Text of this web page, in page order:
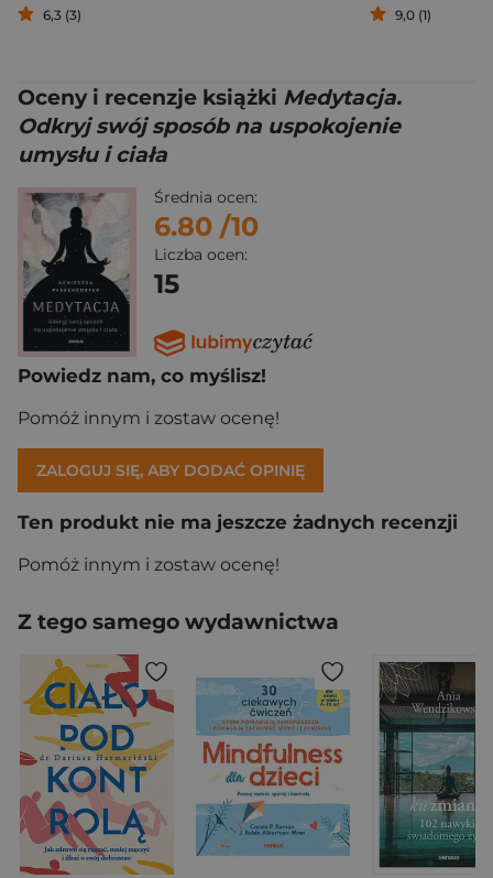
6,3 (3) 9,0 (1)
Oceny i recenzje książki Medytacja.
Odkryj swój sposób na uspokojenie
umysłu i ciała
Średnia ocen:
6.80 /10
Liczba ocen:
15
Powiedz nam, co myślisz!
Pomóż innym i zostaw ocenę!
ZALOGUJ SIĘ, ABY DODAĆ OPINIĘ
Ten produkt nie ma jeszcze żadnych recenzji
Pomóż innym i zostaw ocenę!
Z tego samego wydawnictwa